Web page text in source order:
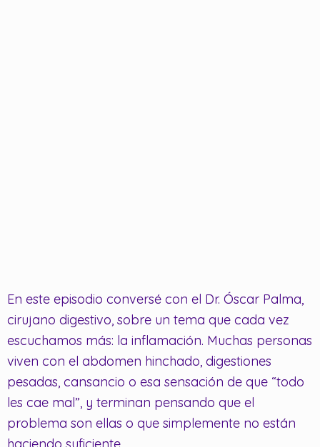
En este episodio conversé con el Dr. Óscar Palma,
cirujano digestivo, sobre un tema que cada vez
escuchamos más: la inflamación. Muchas personas
viven con el abdomen hinchado, digestiones
pesadas, cansancio o esa sensación de que “todo
les cae mal”, y terminan pensando que el
problema son ellas o que simplemente no están
haciendo suficiente.